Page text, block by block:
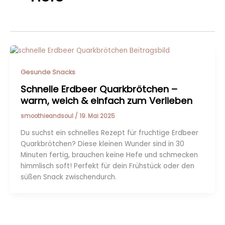
Gesunde Snacks
Schnelle Erdbeer Quarkbrötchen –
warm, weich & einfach zum Verlieben
smoothieandsoul / 19. Mai 2025
Du suchst ein schnelles Rezept für fruchtige Erdbeer
Quarkbrötchen? Diese kleinen Wunder sind in 30
Minuten fertig, brauchen keine Hefe und schmecken
himmlisch soft! Perfekt für dein Frühstück oder den
süßen Snack zwischendurch.